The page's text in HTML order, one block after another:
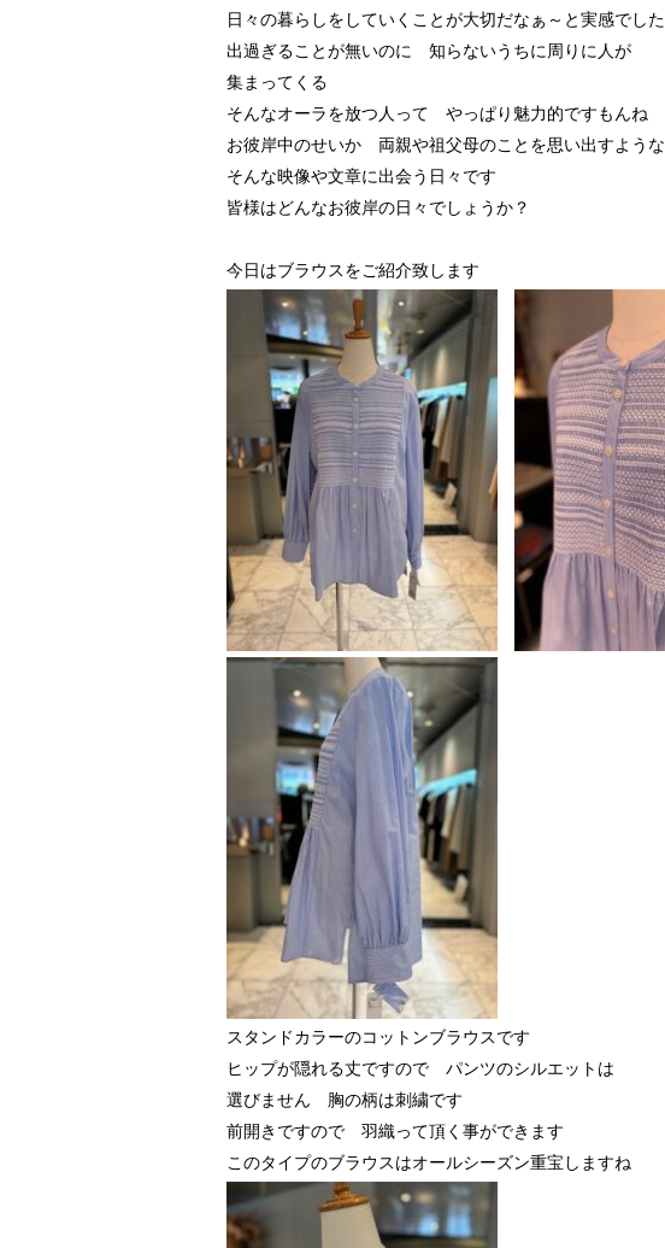
日々の暮らしをしていくことが大切だなぁ～と実感でした
出過ぎることが無いのに 知らないうちに周りに人が
集まってくる
そんなオーラを放つ人って やっぱり魅力的ですもんね
お彼岸中のせいか 両親や祖父母のことを思い出すような
そんな映像や文章に出会う日々です
皆様はどんなお彼岸の日々でしょうか？
今日はブラウスをご紹介致します
スタンドカラーのコットンブラウスです
ヒップが隠れる丈ですので パンツのシルエットは
選びません 胸の柄は刺繍です
前開きですので 羽織って頂く事ができます
このタイプのブラウスはオールシーズン重宝しますね